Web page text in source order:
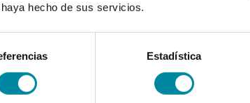
hecho de sus servicios.
Estadística